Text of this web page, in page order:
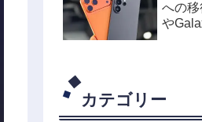
への移行が
や
カテゴリー